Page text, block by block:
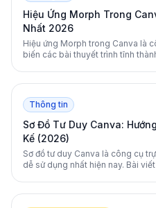
Hiệu Ứng Morph Trong
Nhất 2026
Hiệu ứng Morph trong Canva là
biến các bài thuyết trình tĩnh
Thông tin
Sơ Đồ Tư Duy Canva:
Kế (2026)
Sơ đồ tư duy Canva là công cụ
dễ sử dụng nhất hiện nay. Bài